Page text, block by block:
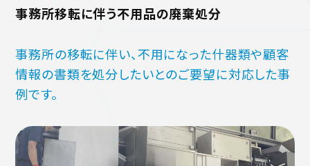
事務所移転に伴う不用品の廃棄処分
事務所の移転に伴い、不用になった什器類や顧客
情報の書類を処分したいとのご要望に対応した事
例です。